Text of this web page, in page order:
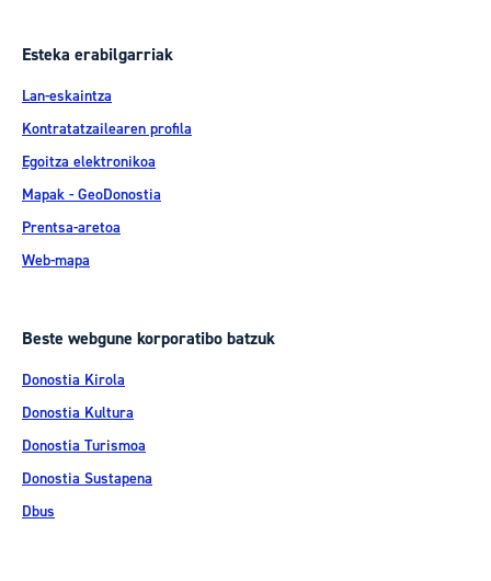
Esteka erabilgarriak
Lan-eskaintza
Kontratatzailearen profila
Egoitza elektronikoa
Mapak - GeoDonostia
Prentsa-aretoa
Web-mapa
Beste webgune korporatibo batzuk
Donostia Kirola
Donostia Kultura
Donostia Turismoa
Donostia Sustapena
Dbus